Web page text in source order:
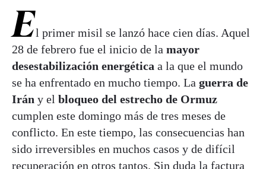
El primer misil se lanzó hace cien días. Aquel
28 de febrero fue el inicio de la mayor
desestabilización energética a la que el mundo
se ha enfrentado en mucho tiempo. La guerra de
Irán y el bloqueo del estrecho de Ormuz
cumplen este domingo más de tres meses de
conflicto. En este tiempo, las consecuencias han
sido irreversibles en muchos casos y de difícil
recuperación en otros tantos. Sin duda la factura